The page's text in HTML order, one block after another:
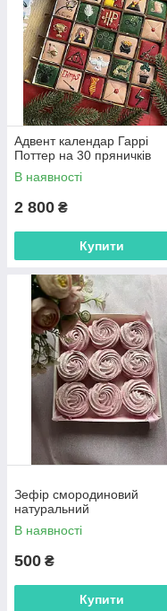
Адвент календар Гаррі
Поттер на 30 пряничків
В наявності
2 800 ₴
Купити
Зефір смородиновий
натуральний
В наявності
500 ₴
Купити